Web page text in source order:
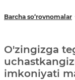
Barcha so‘rovnomalar
O'zingizga
imkoniyati